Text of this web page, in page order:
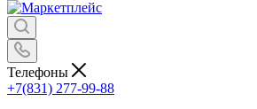
Телефоны
+7(831) 277-99-88